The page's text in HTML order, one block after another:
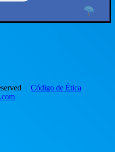
| Código de Ética